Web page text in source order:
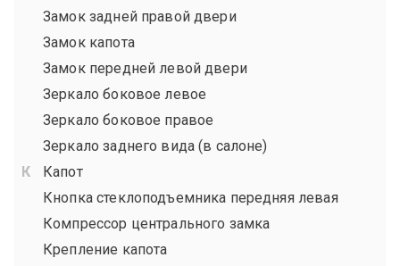
Замок задней правой двери
Замок капота
Замок передней левой двери
Зеркало боковое левое
Зеркало боковое правое
Зеркало заднего вида (в салоне)
Капот
Кнопка стеклоподъемника передняя левая
Компрессор центрального замка
Крепление капота